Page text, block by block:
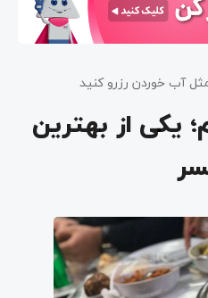
آب خوردن رزرو کنید
یکی از بهترین